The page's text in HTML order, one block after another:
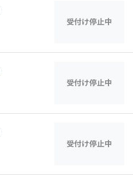
受付け停止中
受付け停止中
受付け停止中